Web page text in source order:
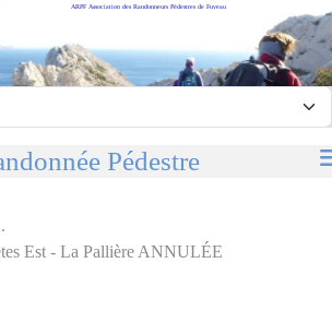
ARPF Association des Randonneurs Pédestres de Fuveau
Pédestre
Est - La Pallière ANNULÉE
cookies